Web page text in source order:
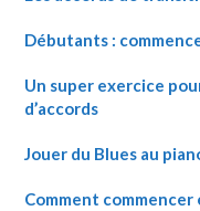
Débutants :
Un super exercice
d’accords
Jouer du Blues au
Comment commencer